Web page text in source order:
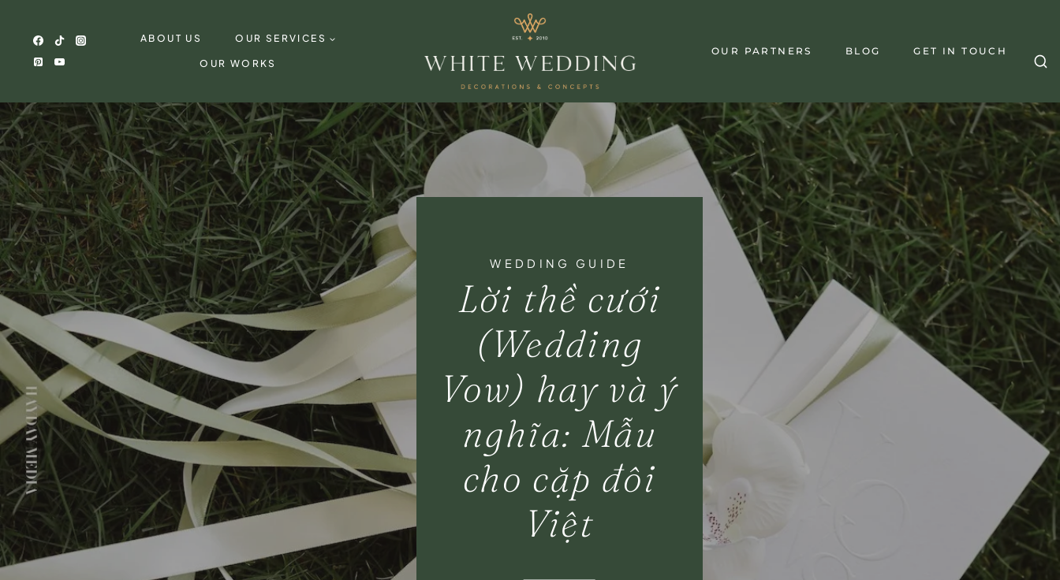
content
ABOUT US OUR SERVICES
OUR WORKS
OUR PARTNERS BLOG GET IN TOUCH
WEDDING GUIDE
Lời thề cưới
(Wedding
Vow) hay và ý
nghĩa: Mẫu
cho cặp đôi
Việt